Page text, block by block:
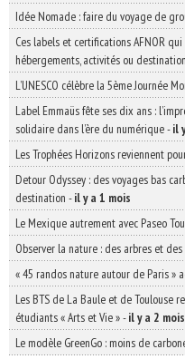
Idée Nomade : faire du voyage de
Ces labels et certifications AFNOR
hébergements, activités ou
L’UNESCO célèbre la 5ème Journée
Label Emmaüs fête ses dix ans :
solidaire dans l’ère du numérique-il
Les Trophées Horizons reviennent
Detour Odyssey : des voyages bas
destination -il y a 1 mois
Le Mexique autrement avec Paseo
Observer la nature : des arbres et
« 45 randos nature autour de Paris »
Les BTS de La Baule et de
étudiants « Arts et Vie »-il y a 2 mois
Le modèle GreenGo : moins de